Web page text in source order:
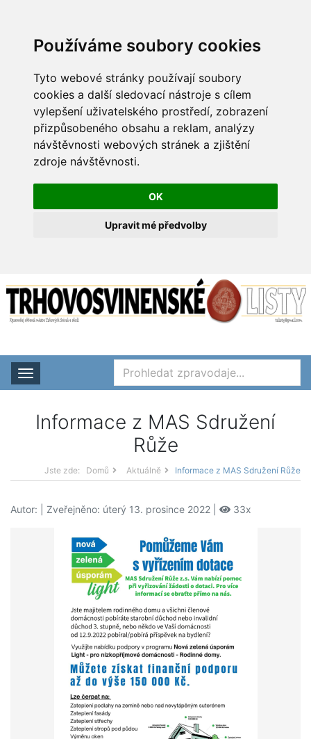
Používáme soubory cookies
Tyto webové stránky používají soubory
cookies a další sledovací nástroje s cílem
vylepšení uživatelského prostředí, zobrazení
přizpůsobeného obsahu a reklam, analýzy
návštěvnosti webových stránek a zjištění
zdroje návštěvnosti.
OK
Upravit mé předvolby
Rozbalit nabídku
Informace z MAS Sdružení
Růže
Jste zde: Domů Aktuálně Informace z MAS Sdružení Růže
Autor: | Zveřejněno: úterý 13. prosince 2022 | 33x